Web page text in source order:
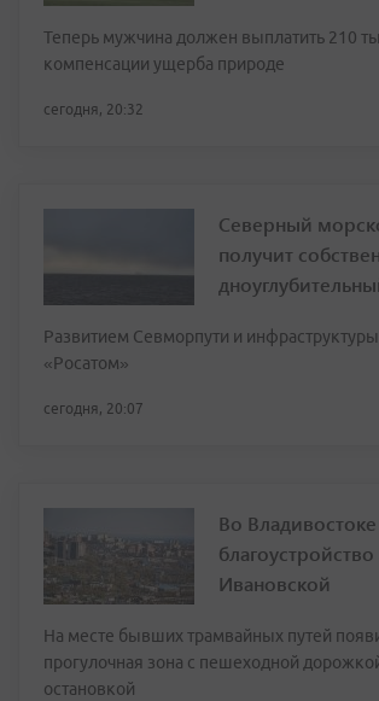
Теперь мужчина должен выплатить 210
компенсации ущерба природе
сегодня, 20:32
Северный
получит
Развитием Севморпути и
«Росатом»
сегодня, 20:07
Во
Ивановской
На месте бывших трамвайных путей
прогулочная зона с пешеходной
остановкой